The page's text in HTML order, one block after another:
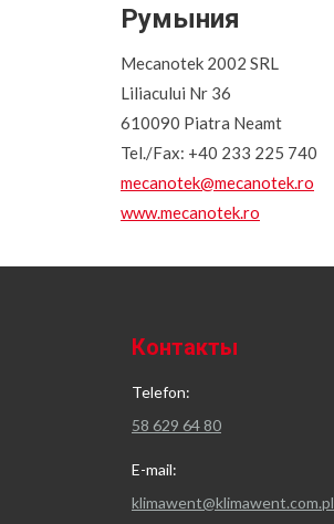
Румыния
Mecanotek 2002 SRL
Liliacului Nr 36
610090 Piatra Neamt
Tel./Fax: +40 233 225 740
mecanotek@mecanotek.ro
www.mecanotek.ro
Контакты
Telefon:
58 629 64 80
E-mail:
klimawent@klimawent.com.pl